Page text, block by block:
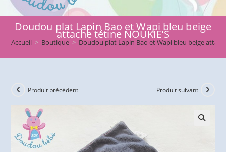
Doudou plat Lapin Bao et Wapi bleu beige
attache tétine NOUKIE’S
Accueil > Boutique > Doudou plat Lapin Bao et Wapi bleu beige
Produit précédent Produit suivant